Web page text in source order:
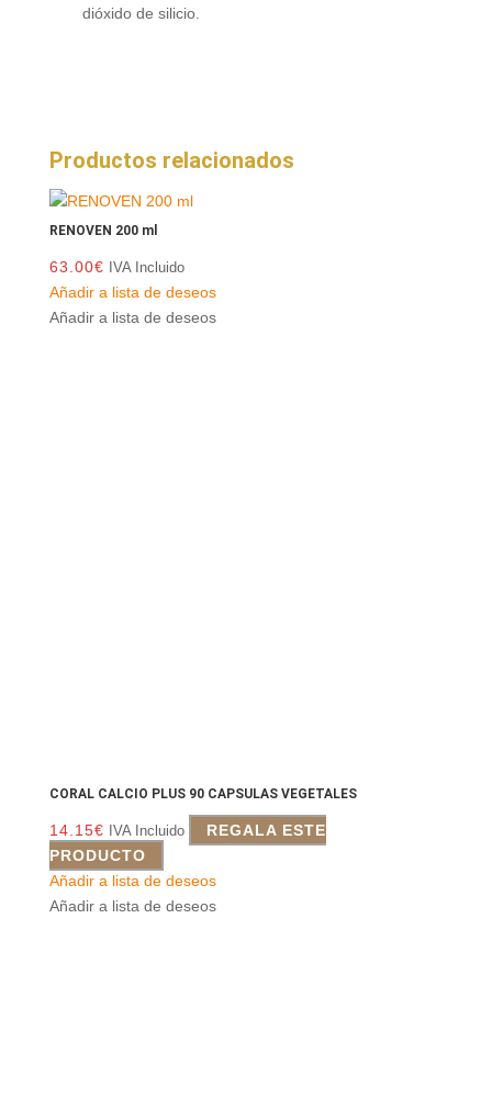
dióxido de silicio.
Productos relacionados
RENOVEN 200 ml
63.00€ IVA Incluido
Añadir a lista de deseos
Añadir a lista de deseos
CORAL CALCIO PLUS 90 CAPSULAS VEGETALES
14.15€ IVA Incluido
REGALA ESTE
PRODUCTO
Añadir a lista de deseos
Añadir a lista de deseos